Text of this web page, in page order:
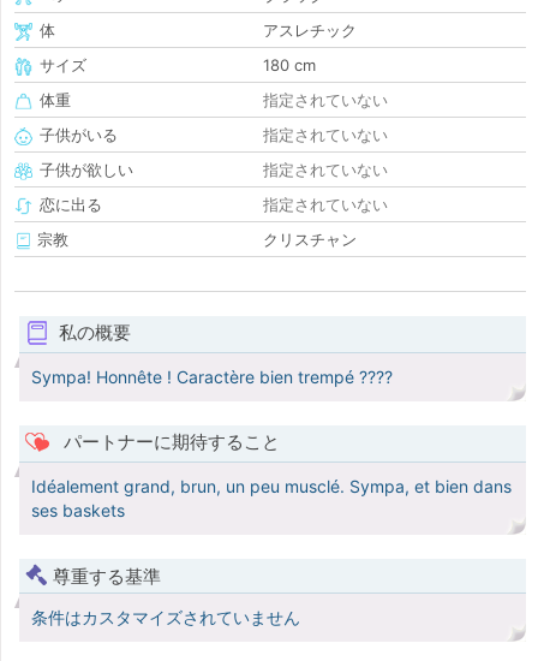
体
アスレチック
サイズ
180 cm
体重
指定されていない
子供がいる
指定されていない
子供が欲しい
指定されていない
恋に出る
指定されていない
宗教
クリスチャン
私の概要
Sympa! Honnête ! Caractère bien trempé ????
パートナーに期待すること
Idéalement grand, brun, un peu musclé. Sympa, et bien dans
ses baskets
尊重する基準
条件はカスタマイズされていません